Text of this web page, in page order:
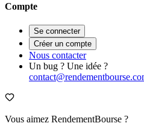
Compte
Se connecter
Créer un compte
Nous contacter
Un bug ? Une idée ?
Vous aimez RendementBourse ?